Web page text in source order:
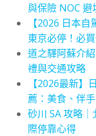
與保險 NOC 避
【2026 日本
東京必停！必
道之驛阿蘇介
禮與交通攻略
【2026最新】
薦：美食、伴
砂川 SA 攻略
際停靠心得